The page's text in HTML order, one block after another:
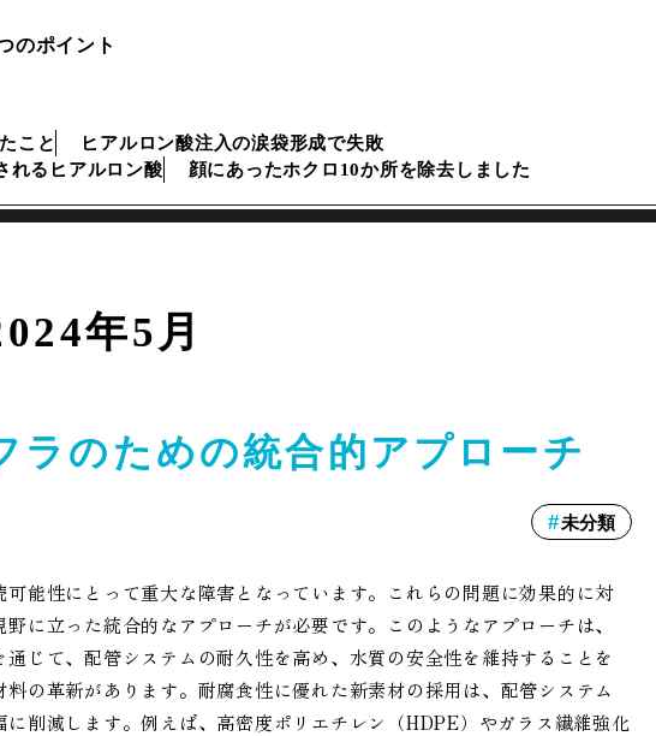
のポイント
こと
ヒアルロン酸注入の涙袋形成で失敗
れるヒアルロン酸 顔にあったホクロ10か所を除去しました
年5月
ラのための統合的アプローチ
未分類
能性にとって重大な障害となっています。これらの問題に効果的に対
に立った統合的なアプローチが必要です。このようなアプローチは、
じて、配管システムの耐久性を高め、水質の安全性を維持することを
の革新があります。耐腐食性に優れた新素材の採用は、配管システム
削減します。例えば、高密度ポリエチレン（HDPE）やガラス繊維強化